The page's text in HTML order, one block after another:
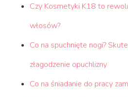
Czy Kosmetyki K18 to
włosów?
Co na spuchnięte nogi?
złagodzenie opuchlizny
Co na śniadanie do pracy